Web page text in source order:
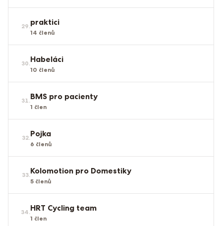
29.praktici
14 členů
30.Habeláci
10 členů
31.BMS pro pacienty
1 člen
32.Pojka
6 členů
33.Kolomotion pro Domestiky
5 členů
34.HRT Cycling team
1 člen